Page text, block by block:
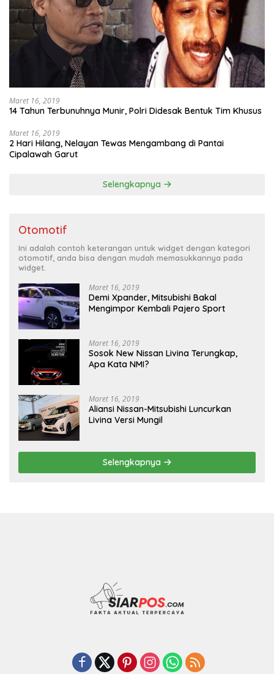
Maret 16, 2019
14 Tahun Terbunuhnya Munir, Polri Didesak Bentuk Tim Khusus
Maret 16, 2019
2 Hari Hilang, Nelayan Tewas Mengambang di Pantai
Cipalawah Garut
Selengkapnya
Otomotif
Ini adalah contoh keterangan untuk widget dengan kategori
otomotif, anda bisa dengan mudah memasukkannya pada
widget.
Maret 16, 2019
Demi Xpander, Mitsubishi Bakal
Mengimpor Kembali Pajero Sport
Maret 16, 2019
Sosok New Nissan Livina Terungkap,
Apa Kata NMI?
Maret 16, 2019
Aliansi Nissan-Mitsubishi Luncurkan
Livina Versi Mungil
Selengkapnya